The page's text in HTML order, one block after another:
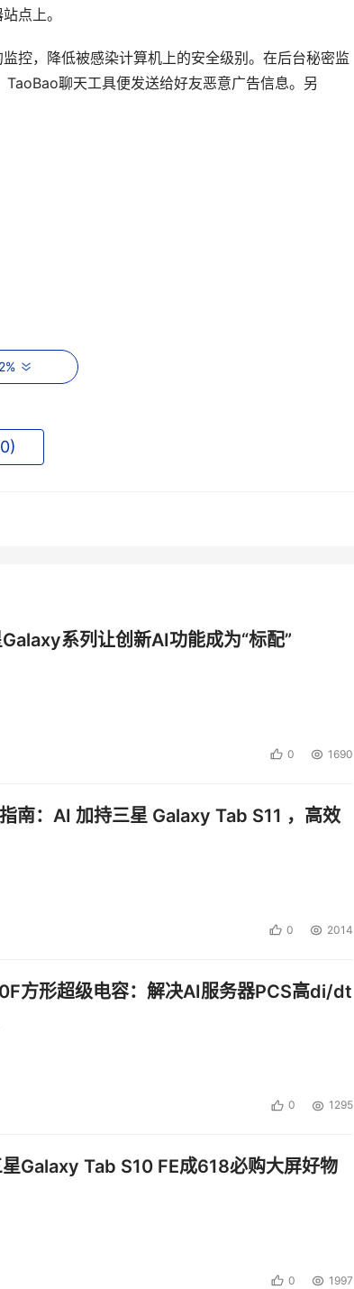
点上。
控，降低被感染计算机上的安全级别。在后台秘密监
聊天工具便发送给好友恶意广告信息。另
，在被感染计算机的后台专门盗取网络游戏《热血传
级、元宝数量、游戏区服等级等信息，并在后台将玩
及各项监控，防止目前盛行的病毒、木马、有害程
虚拟脱壳处理，有效清除"壳病毒"。
、系统监测、网页监控等多种主动防御功能，更可对
恶性病毒入侵了系统，也无法逃脱江民杀毒软件主动
800-810-2300和010-82511177进行咨询，或访问
0)
系列让创新AI功能成为“标配”
0 1690
南：AI 加持三星 Galaxy Tab S11 ，高效
0 2014
方形超级电容：解决AI服务器PCS高di/dt
0 1295
Galaxy Tab S10 FE成618必购大屏好物
0 1997